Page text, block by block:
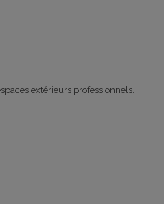
extérieurs professionnels.